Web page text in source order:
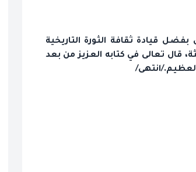
قيادة ثقافة الثورة التاريخية
قال تعالى في كتابه العزيز من بعد
انتهى/